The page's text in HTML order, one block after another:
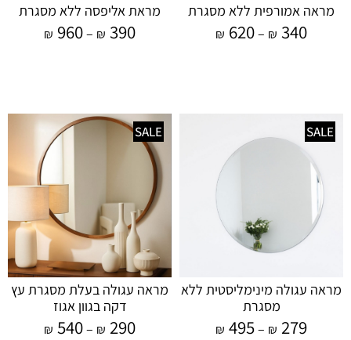
מראה אמורפית ללא מסגרת
₪ 340
–
₪ 620
מראת אליפסה ללא מסגרת
₪ 390
–
₪ 960
SALE
מראה עגולה מינימליסטית ללא
מסגרת
₪ 279
–
₪ 495
SALE
מראה עגולה בעלת מסגרת עץ
דקה בגוון אגוז
₪ 290
–
₪ 540